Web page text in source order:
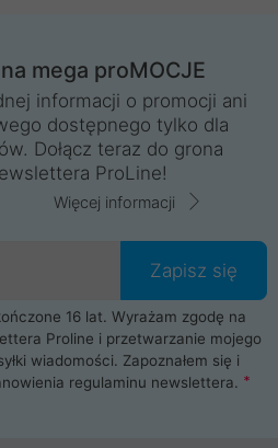
mega proMOCJE
informacji o promocji ani
dostępnego tylko dla
Dołącz teraz do grona
ProLine!
Więcej informacji
Zapisz się
16 lat. Wyrażam zgodę na
Proline i przetwarzanie mojego
wiadomości. Zapoznałem się i
regulaminu newslettera.